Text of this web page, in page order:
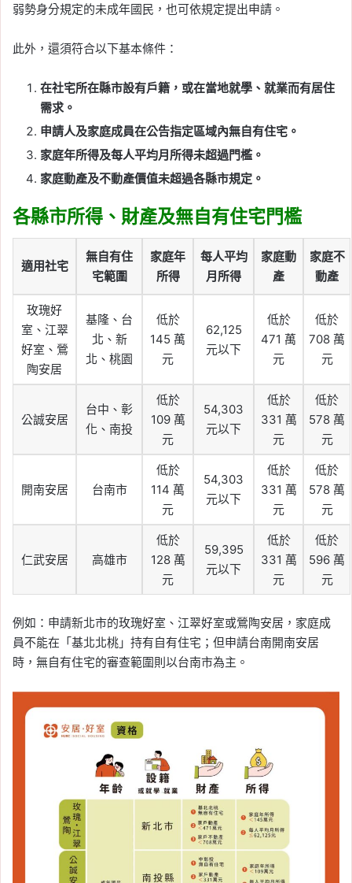
弱勢身分規定的未成年國民，也可依規定提出申請。
此外，還須符合以下基本條件：
在社宅所在縣市設有戶籍，或在當地就學、就業而有居住
需求。
申請人及家庭成員在公告指定區域內無自有住宅。
家庭年所得及每人平均月所得未超過門檻。
家庭動產及不動產價值未超過各縣市規定。
各縣市所得、財產及無自有住宅門檻
適用社宅
無自有住
宅範圍
家庭年
所得
每人平均
月所得
家庭動
產
家庭不
動產
玫瑰好
室、江翠
好室、鶯
陶安居
基隆、台
北、新
北、桃園
低於
145 萬
元
62,125
元以下
低於
471 萬
元
低於
708 萬
元
公誠安居
台中、彰
化、南投
低於
109 萬
元
54,303
元以下
低於
331 萬
元
低於
578 萬
元
開南安居 台南市
低於
114 萬
元
54,303
元以下
低於
331 萬
元
低於
578 萬
元
仁武安居 高雄市
低於
128 萬
元
59,395
元以下
低於
331 萬
元
低於
596 萬
元
例如：申請新北市的玫瑰好室、江翠好室或鶯陶安居，家庭成
員不能在「基北北桃」持有自有住宅；但申請台南開南安居
時，無自有住宅的審查範圍則以台南市為主。